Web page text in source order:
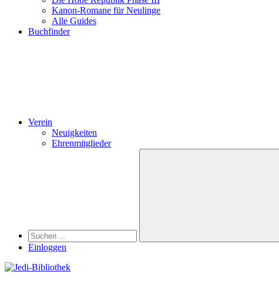
Kanon-Romane für Neulinge
Alle Guides
Buchfinder
Verein
Neuigkeiten
Ehrenmitglieder
Suchen
Einloggen